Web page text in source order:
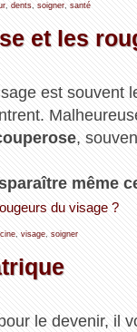
, dents, soigner, santé
et les
est souvent
,
même
du visage ?
, visage, soigner
le devenir, il